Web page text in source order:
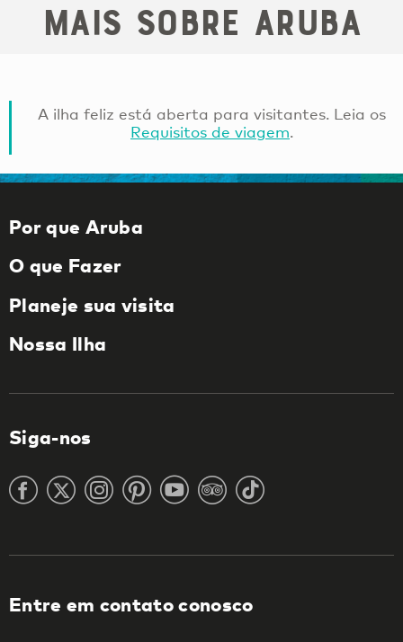
Mais sobre Aruba
A ilha feliz está aberta para visitantes. Leia os
Requisitos de viagem.
Por que Aruba
O que Fazer
Planeje sua visita
Nossa Ilha
Siga-nos
Entre em contato conosco